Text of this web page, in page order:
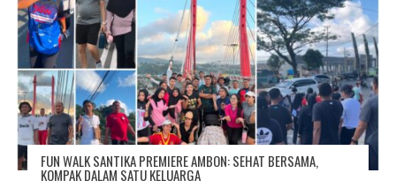
O
N
FUN WALK SANTIKA PREMIERE AMBON: SEHAT BERSAMA,
KOMPAK DALAM SATU KELUARGA